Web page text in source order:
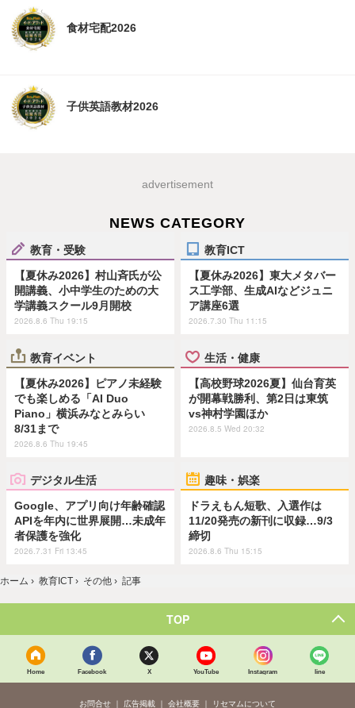
食材宅配2026
子供英語教材2026
advertisement
NEWS CATEGORY
教育・受験
【夏休み2026】村山斉氏が公
開講義、小中学生のための大
学講義スクール9月開校
2026.8.6 Thu 19:15
教育ICT
【夏休み2026】東大メタバー
ス工学部、生成AIなどジュニ
ア講座6選
2026.7.30 Thu 11:15
教育イベント
【夏休み2026】ピアノ未経験
でも楽しめる「AI Duo
Piano」横浜みなとみらい
8/31まで
2026.8.6 Thu 19:45
生活・健康
【高校野球2026夏】仙台育英
が開幕戦勝利、第2日は東筑
vs神村学園ほか
2026.8.5 Wed 20:32
デジタル生活
Google、アプリ向け年齢確認
APIを年内に世界展開…未成年
者保護を強化
2026.7.31 Fri 13:45
趣味・娯楽
ドラえもん短歌、入選作は
11/20発売の新刊に収録…9/3
締切
2026.8.6 Thu 15:15
ホーム › 教育ICT › その他 › 記事
TOP
Home Facebook X YouTube Instagram line
お問合せ 広告掲載 会社概要 リセマムについて